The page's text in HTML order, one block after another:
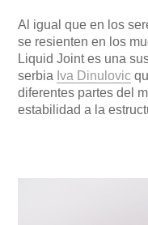
Al igual que en los
se resienten en los
Liquid Joint es una
serbia Iva Dinulovic
diferentes partes del
estabilidad a la